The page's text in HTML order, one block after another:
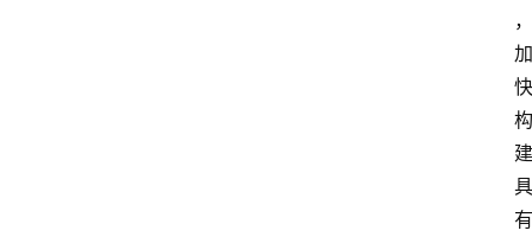
，
加
快
构
建
具
有